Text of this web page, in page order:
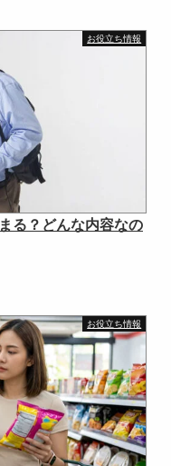
お役立ち情報
る？どんな内容なの
お役立ち情報